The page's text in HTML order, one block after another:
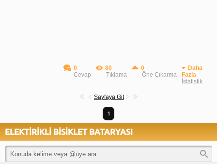
0
Cevap
80
Tıklama
0
Öne Çıkarma
Daha
Fazla
İstatistik
Sayfaya Git
1
ELEKTİRİKLİ BİSİKLET BATARYASI